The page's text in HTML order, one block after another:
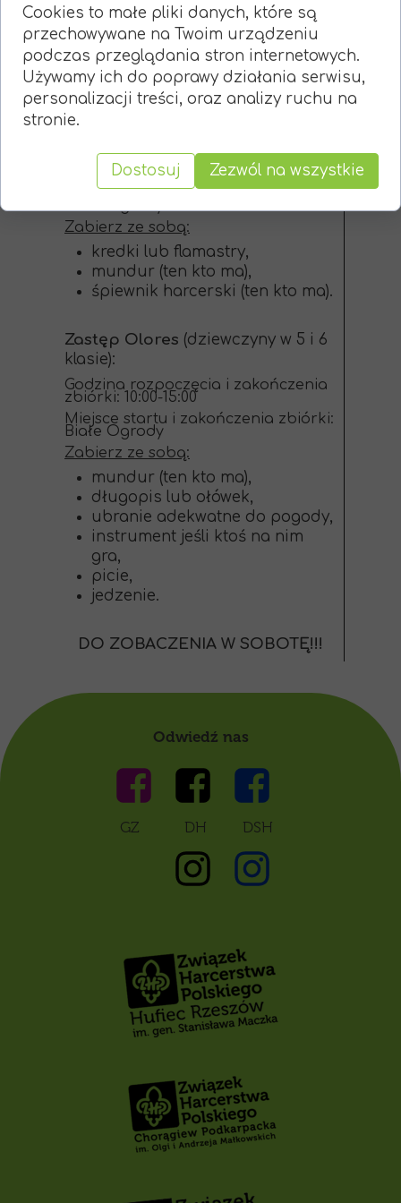
GZ DH DSH
Odwiedź nas
ołówek,
picie (minimum 1 litr wody),
jedzenie,
ubranie adekwatne do pogody.
Zastęp Noctus
Godzina rozpoczęcia i zakończenia
zbiórki: 10:00-15:00
Miejsce startu i zakończenia zbiórki:
Zabierz ze sobą:
kredki lub flamastry,
mundur (ten kto ma),
śpiewnik harcerski (ten kto ma).
Zastęp Olores (dziewczyny w 5 i 6
klasie):
Godzina rozpoczęcia i zakończenia
zbiórki: 10:00-15:00
Miejsce startu i zakończenia zbiórki:
Białe Ogrody
Zabierz ze sobą:
mundur (ten kto ma),
długopis lub ołówek,
ubranie adekwatne do pogody,
instrument jeśli ktoś na nim
gra,
picie,
jedzenie.
DO ZOBACZENIA W SOBOTĘ!!!
Cookies to małe pliki danych, które są
przechowywane na Twoim urządzeniu
podczas przeglądania stron internetowych.
Używamy ich do poprawy działania serwisu,
personalizacji treści, oraz analizy ruchu na
stronie.
Dostosuj Zezwól na wszystkie